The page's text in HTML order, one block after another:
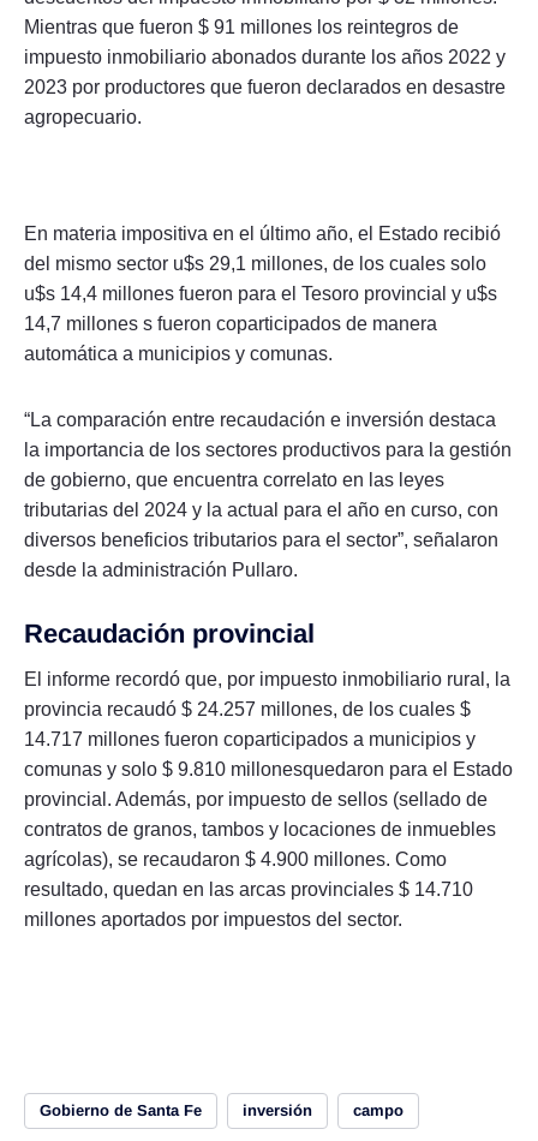
Mientras que fueron $ 91 millones los reintegros de
impuesto inmobiliario abonados durante los años 2022 y
2023 por productores que fueron declarados en desastre
agropecuario.
En materia impositiva en el último año, el Estado recibió
del mismo sector u$s 29,1 millones, de los cuales solo
u$s 14,4 millones fueron para el Tesoro provincial y u$s
14,7 millones s fueron coparticipados de manera
automática a municipios y comunas.
“La comparación entre recaudación e inversión destaca
la importancia de los sectores productivos para la gestión
de gobierno, que encuentra correlato en las leyes
tributarias del 2024 y la actual para el año en curso, con
diversos beneficios tributarios para el sector”, señalaron
desde la administración Pullaro.
Recaudación provincial
El informe recordó que, por impuesto inmobiliario rural, la
provincia recaudó $ 24.257 millones, de los cuales $
14.717 millones fueron coparticipados a municipios y
comunas y solo $ 9.810 millonesquedaron para el Estado
provincial. Además, por impuesto de sellos (sellado de
contratos de granos, tambos y locaciones de inmuebles
agrícolas), se recaudaron $ 4.900 millones. Como
resultado, quedan en las arcas provinciales $ 14.710
millones aportados por impuestos del sector.
Gobierno de Santa Fe inversión campo